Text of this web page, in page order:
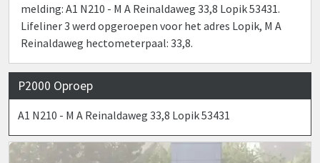
melding: A1 N210 - M A Reinaldaweg 33,8 Lopik 53431.
Lifeliner 3 werd opgeroepen voor het adres Lopik, M A
Reinaldaweg hectometerpaal: 33,8.
P2000 Oproep
A1 N210 - M A Reinaldaweg 33,8 Lopik 53431